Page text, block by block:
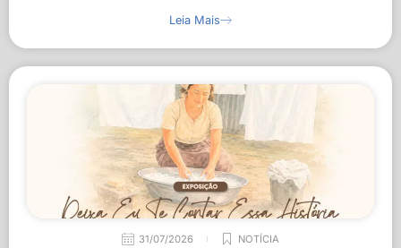
Leia Mais
31/07/2026 NOTÍCIA